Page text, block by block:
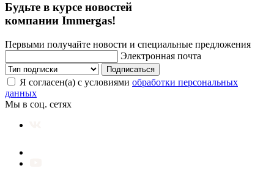
Будьте в курсе новостей
компании Immergas!
Первыми получайте новости и специальные предложения
Электронная почта
Подписаться
Я согласен(а) с условиями обработки персональных
данных
Мы в соц. сетях